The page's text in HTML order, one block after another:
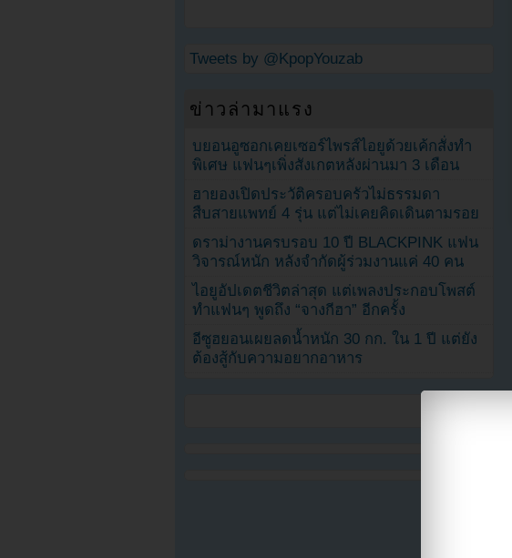
Tweets by @KpopYouzab
ข่าวล่ามาแรง
บยอนอูซอกเคยเซอร์ไพรส์ไอยูด้วยเค้กสั่งทำ
พิเศษ แฟนๆเพิ่งสังเกตหลังผ่านมา 3 เดือน
ฮายองเปิดประวัติครอบครัวไม่ธรรมดา
สืบสายแพทย์ 4 รุ่น แต่ไม่เคยคิดเดินตามรอย
ดราม่างานครบรอบ 10 ปี BLACKPINK แฟน
วิจารณ์หนัก หลังจำกัดผู้ร่วมงานแค่ 40 คน
ไอยูอัปเดตชีวิตล่าสุด แต่เพลงประกอบโพสต์
ทำแฟนๆ พูดถึง “จางกีฮา” อีกครั้ง
อีซูฮยอนเผยลดน้ำหนัก 30 กก. ใน 1 ปี แต่ยัง
ต้องสู้กับความอยากอาหาร